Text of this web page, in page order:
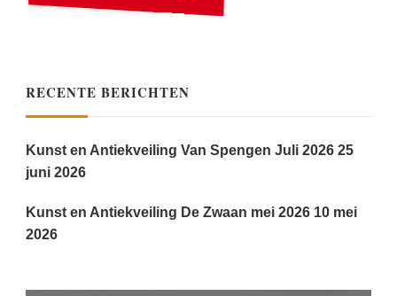
RECENTE BERICHTEN
Kunst en Antiekveiling Van Spengen Juli 2026 25
juni 2026
Kunst en Antiekveiling De Zwaan mei 2026 10 mei
2026